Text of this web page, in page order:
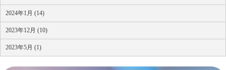
2024年1月 (14)
2023年12月 (10)
2023年5月 (1)